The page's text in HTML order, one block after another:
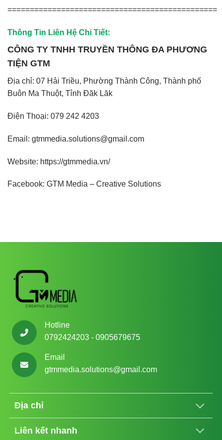
===============================================
Thông Tin Liên Hệ Chi Tiết:
CÔNG TY TNHH TRUYỀN THÔNG ĐA PHƯƠNG
TIỆN GTM
Địa chỉ: 07 Hải Triều, Phường Thành Công, Thành phố
Buôn Ma Thuột, Tỉnh Đăk Lăk
Điện Thoại: 079 242 4203
Email: gtmmedia.solutions@gmail.com
Website: https://gtmmedia.vn/
Facebook: GTM Media – Creative Solutions
Hotline
0792424203 - 0905679675
Email
gtmmedia.solutions@gmail.com
Địa chỉ
Liên kết nhanh